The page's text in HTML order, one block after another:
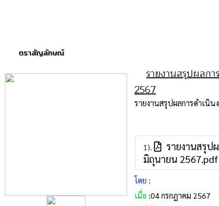
ตราสัญลักษณ์
รายงานสรุปผลก
2567
รายงานสรุปผลการดำเนิ
1).
รายงานสรุป
มิถุนายน 2567.pdf
โดย :
เมื่อ :04 กรกฎาคม 2567